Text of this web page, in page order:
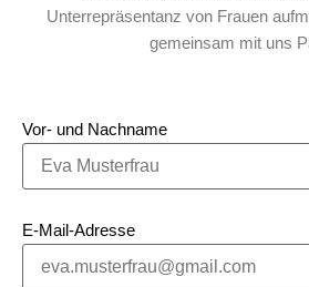
Unterrepräsentanz von Frauen
gemeinsam mit uns
Vor- und Nachname
E-Mail-Adresse